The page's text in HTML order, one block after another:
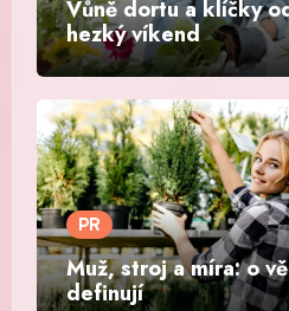
Vůně dortu a klíčky
hezký víkend
PR
Muž, stroj a míra: o
definují